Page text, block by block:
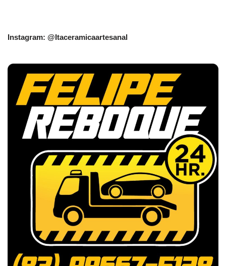
Instagram: @Itaceramicaartesanal